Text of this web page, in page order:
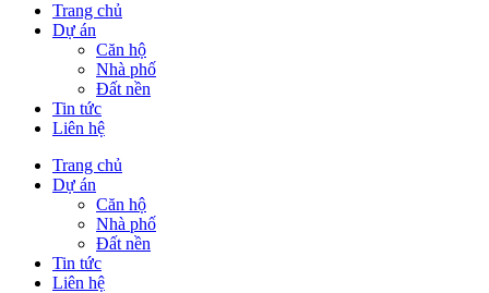
Trang chủ
Dự án
Căn hộ
Nhà phố
Đất nền
Tin tức
Liên hệ
Trang chủ
Dự án
Căn hộ
Nhà phố
Đất nền
Tin tức
Liên hệ